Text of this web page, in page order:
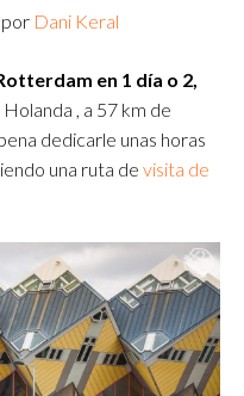
Dani Keral
en 1 día o 2,
, a 57 km de
dedicarle unas horas
una ruta de visita de